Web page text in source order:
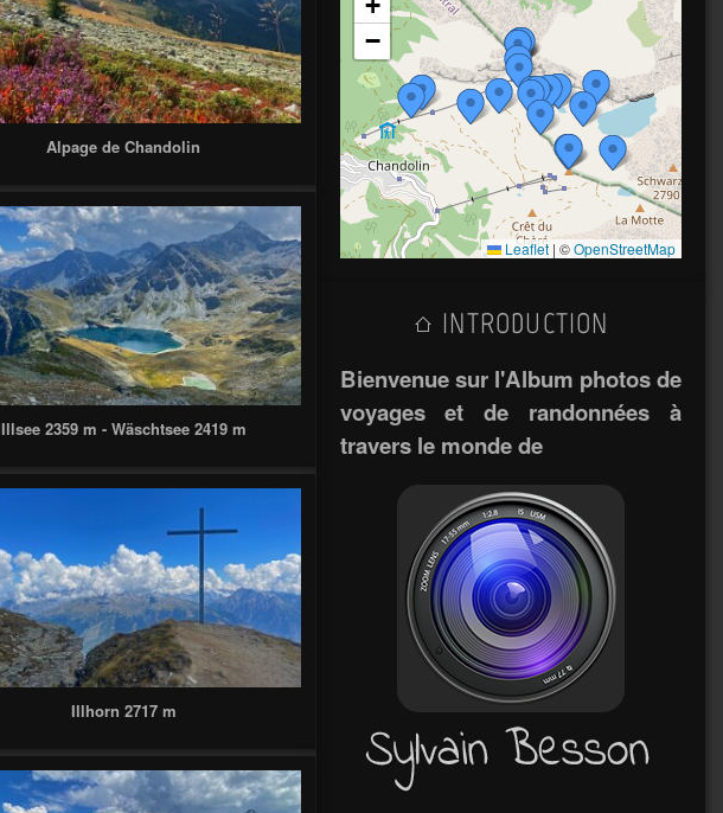
Alpage de Chandolin
Illsee 2359 m - Wäschtsee 2419 m
Illhorn 2717 m
−
Leaflet | ©OpenStreetMap
INTRODUCTION
Bienvenue sur l'Album photos de
voyages et de randonnées à
travers le monde de